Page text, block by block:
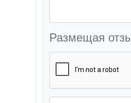
Размещая